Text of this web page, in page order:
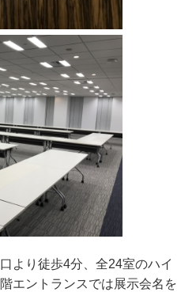
より徒歩4分、全24室のハイ
エントランスでは展示会名を